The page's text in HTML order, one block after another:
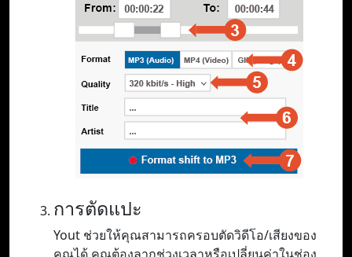
การตัดแปะ
Yout ช่วยให้คุณสามารถครอบตัดวิดีโอ/เสียงของ